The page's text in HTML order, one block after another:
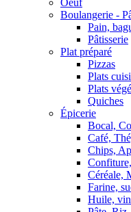
Oeuf
Boulangerie -
Pain,
Pâtisserie
Plat préparé
Pizzas
Plats
Plats
Quiches
Épicerie
Bocal,
Café,
Chips,
Céréale,
Farine,
Huile,